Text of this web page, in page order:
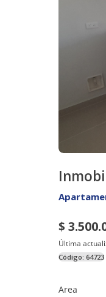
$
Última
Código: 64723
Area